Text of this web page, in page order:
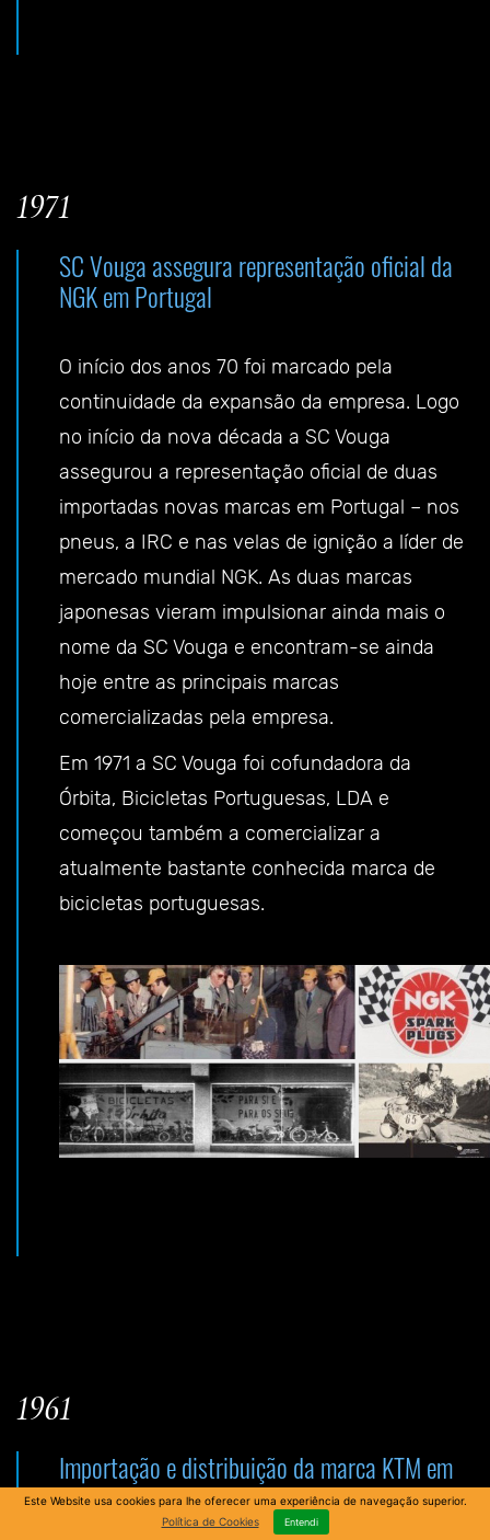
1971
SC Vouga assegura representação oficial da
NGK em Portugal
O início dos anos 70 foi marcado pela
continuidade da expansão da empresa. Logo
no início da nova década a SC Vouga
assegurou a representação oficial de duas
importadas novas marcas em Portugal – nos
pneus, a IRC e nas velas de ignição a líder de
mercado mundial NGK. As duas marcas
japonesas vieram impulsionar ainda mais o
nome da SC Vouga e encontram-se ainda
hoje entre as principais marcas
comercializadas pela empresa.
Em 1971 a SC Vouga foi cofundadora da
Órbita, Bicicletas Portuguesas, LDA e
começou também a comercializar a
atualmente bastante conhecida marca de
bicicletas portuguesas.
1961
Importação e distribuição da marca KTM em
Portugal
Este Website usa cookies para lhe oferecer uma experiência de navegação superior.
Política de Cookies
Entendi